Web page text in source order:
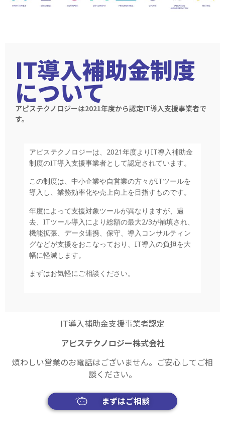
IT導入補助金制度
について
アピステクノロジーは2021年度から認定IT導入支援事業者で
す。
アピステクノロジーは、 2021年度よりIT導入補助金
制度のIT導入支援事業者として認定されています。
この制度は、中小企業や自営業の方々がITツールを
導入し、業務効率化や売上向上を目指すものです。
年度によって支援対象ツールが異なりますが、過
去、 ITツール導入により総額の最大2/3が補填され、
機能拡張、データ連携、保守、導入コンサルティン
グなどが支援をおこなっており、 IT導入の負担を大
幅に軽減します。
まずはお気軽にご相談ください。
IT導入補助金支援事業者認定
アピステクノロジー株式会社
煩わしい営業のお電話はございません。ご安心してご相
談ください。
まずはご相談